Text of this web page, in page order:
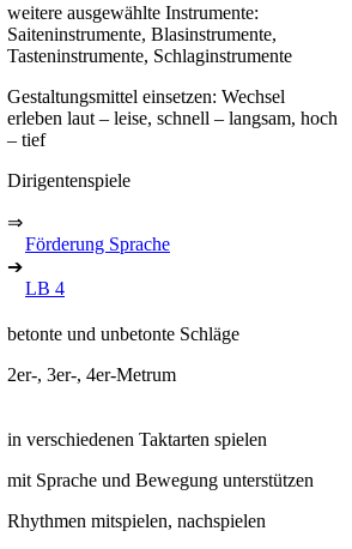
weitere ausgewählte Instrumente:
Saiteninstrumente, Blasinstrumente,
Tasteninstrumente, Schlaginstrumente
Gestaltungsmittel einsetzen: Wechsel
erleben laut – leise, schnell – langsam, hoch
– tief
Dirigentenspiele
⇒
Förderung Sprache
➔
LB 4
betonte und unbetonte Schläge
2er-, 3er-, 4er-Metrum
in verschiedenen Taktarten spielen
mit Sprache und Bewegung unterstützen
Rhythmen mitspielen, nachspielen